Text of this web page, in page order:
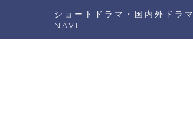
ショートドラマ・国内外ドラマ
NAVI